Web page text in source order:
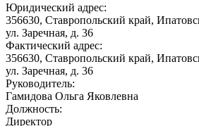
Юридический адрес:
356630, Ставропольский край,
ул. Заречная, д. 36
Фактический адрес:
356630, Ставропольский край,
ул. Заречная, д. 36
Руководитель:
Гамидова Ольга Яковлевна
Должность:
Директор